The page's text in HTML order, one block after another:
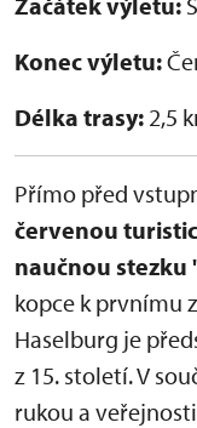
Konec výletu:
Délka trasy: 2,5
Přímo před
červenou
naučnou stezku
kopce k prvnímu
Haselburg je
z 15. století. V
rukou a